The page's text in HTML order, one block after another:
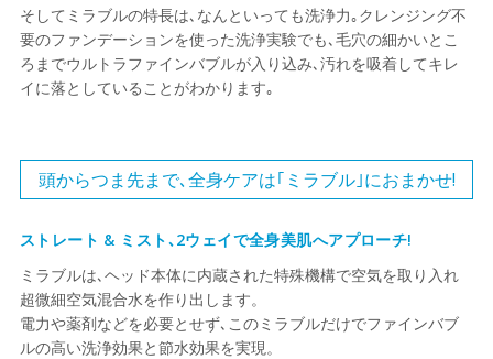
そしてミラブルの特長は､なんといっても洗浄力｡クレンジング不
要のファンデーションを使った洗浄実験でも､毛穴の細かいとこ
ろまでウルトラファインバブルが入り込み､汚れを吸着してキレ
イに落としていることがわかります｡
頭からつま先まで､全身ケアは｢ミラブル｣におまかせ!
ストレート & ミスト､2ウェイで全身美肌へアプローチ!
ミラブルは､ヘッド本体に内蔵された特殊機構で空気を取り入れ
超微細空気混合水を作り出します。
電力や薬剤などを必要とせず､このミラブルだけでファインバブ
ルの高い洗浄効果と節水効果を実現。